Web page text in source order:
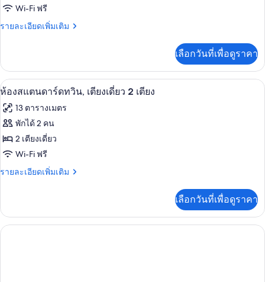
Wi-Fi ฟรี
รายละเอียดเพิ่มเติม
ราย
เกี่ยว
กับ
ห้อง
เลือกวันที่เพื่อดูราคา
เปิด
ภาพถ่าย
ทั้งหมด
ของ
ห้อง
สแตนดาร์ด
เตียง
เดี่ยว
ห้องสแตนดาร์ดทวิน, เตียงเดี่ยว 2 เตี
5
ห้องสแตนดาร์ดทวิน, เตียงเดี่ยว 2 เตียง
13 ตารางเมตร
พักได้ 2 คน
2 เตียงเดี่ยว
Wi-Fi ฟรี
รายละเอียดเพิ่มเติม
ราย
เกี่ยว
กับ
ห้อง
เลือกวันที่เพื่อดูราคา